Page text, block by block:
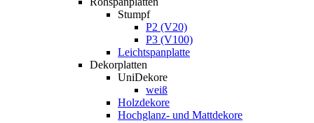
Stumpf
P2 (V20)
P3 (V100)
Leichtspanplatte
Dekorplatten
UniDekore
weiß
Holzdekore
Hochglanz- und Mattdekore